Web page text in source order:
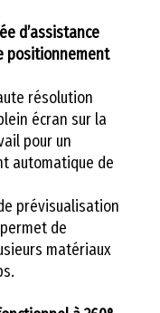
d’assistance
positionnement
résolution
écran sur la
pour un
automatique de
prévisualisation
de
matériaux